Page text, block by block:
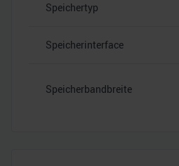
Speichertyp
Speicherinterface
Speicherbandbreite